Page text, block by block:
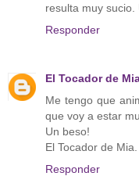
resulta muy sucio.
Responder
El Tocador de
Me tengo que
que voy a estar
Un beso!
El Tocador de Mia.
Responder